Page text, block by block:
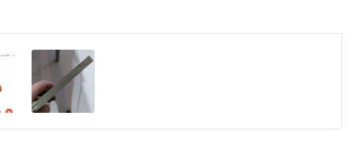
до 300 мм возможен благодаря
линейных подшипников
ходу пильного узла по направляющих.